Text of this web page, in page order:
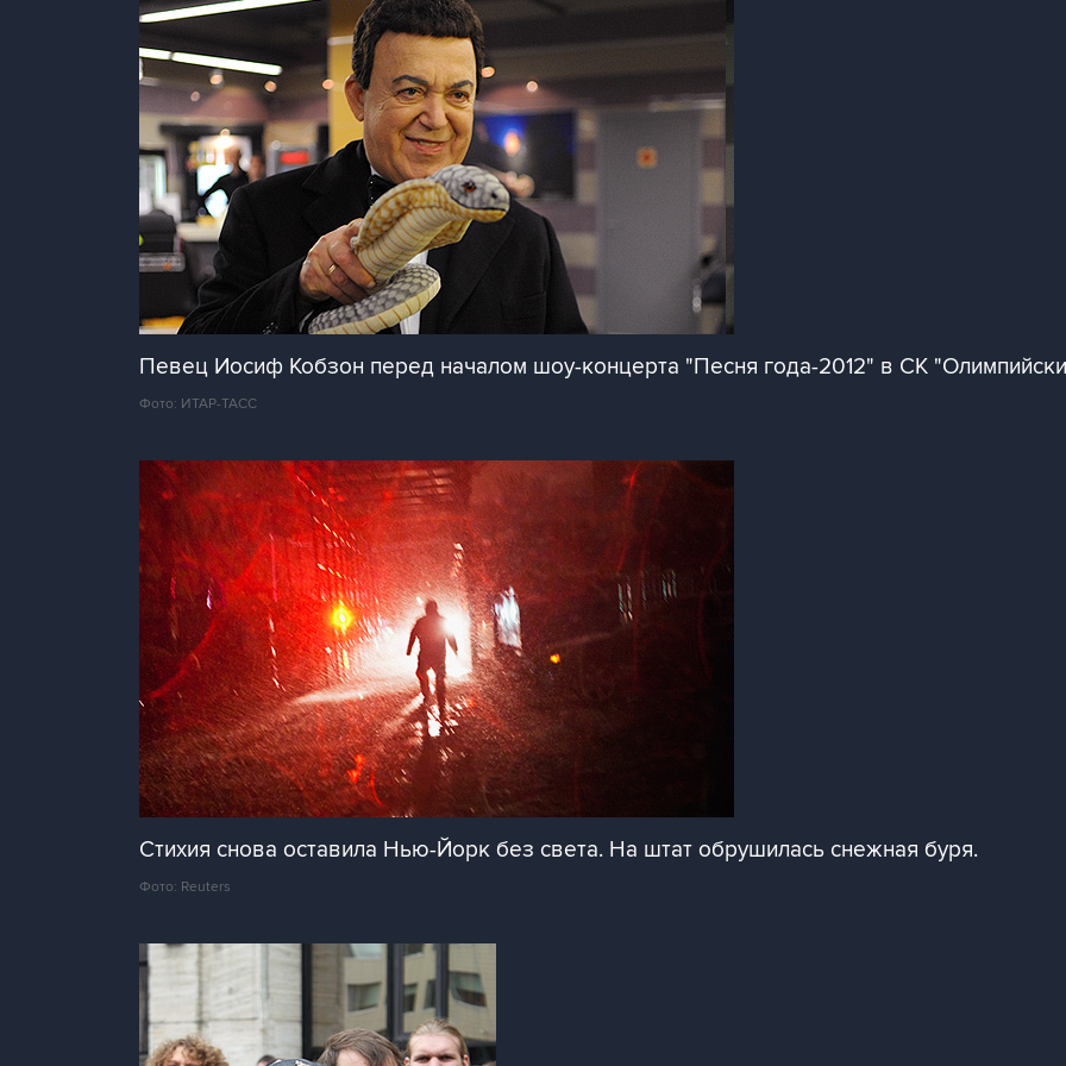
Певец Иосиф Кобзон перед началом шоу-концерта "Песня года-2012" в СК
Фото: ИТАР-ТАСС
Стихия снова оставила Нью-Йорк без света. На штат обрушилась снежная буря.
Фото: Reuters